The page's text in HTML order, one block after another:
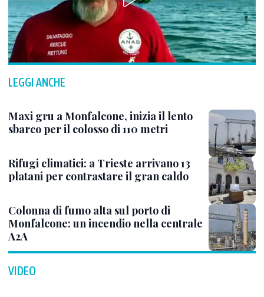
LEGGI ANCHE
Maxi gru a Monfalcone, inizia il lento
sbarco per il colosso di 110 metri
Rifugi climatici: a Trieste arrivano 13
platani per contrastare il gran caldo
Colonna di fumo alta sul porto di
Monfalcone: un incendio nella centrale
A2A
VIDEO